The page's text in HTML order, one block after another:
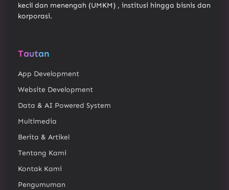
kecil dan menengah (UMKM) , institusi hingga bisnis dan
korporasi.
Tautan
App Development
Website Development
Data & AI Powered System
Multimedia
Berita & Artikel
Tentang Kami
Kontak Kami
Pengumuman